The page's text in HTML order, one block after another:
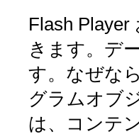
Flash
きます。デ
す。なぜな
グラムオブ
は、コンテ